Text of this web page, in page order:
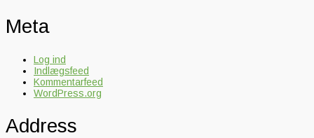
Meta
Log ind
Indlægsfeed
Kommentarfeed
WordPress.org
Address